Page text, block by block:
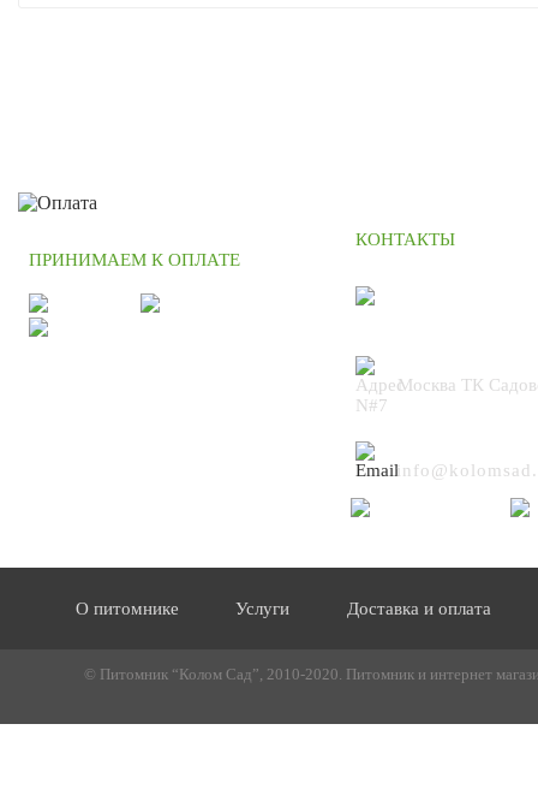
ПРИНИМАЕМ К ОПЛАТЕ
КОНТАКТЫ
Москва ТК
N#7
О питомнике Услуги Доставка и оплата
© Питомник “Колом Сад”, 2010-2020. Питомник и интернет